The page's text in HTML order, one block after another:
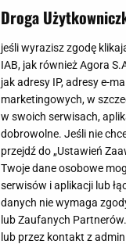
Nowe
M P
22 sierpnia 2024, 15:57
Nowy sezon to
pastelowego
Droga
jeśli wyrazisz zgodę
IAB, jak również Agora
jak adresy IP, adresy e-
marketingowych, w
w swoich serwisach,
dobrowolne. Jeśli nie
przejdź do „Ustawień
Twoje dane osobowe
serwisów i aplikacji lub
danych nie wymaga
lub Zaufanych
lub przez kontakt z